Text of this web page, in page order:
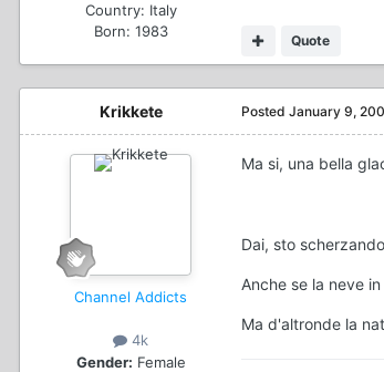
Country: Italy
Born: 1983
Quote
Krikkete
Channel Addicts
4k
Gender: Female
Posted January 9,
Ma si, una bella
Dai, sto
Anche se la neve
Ma d'altronde la